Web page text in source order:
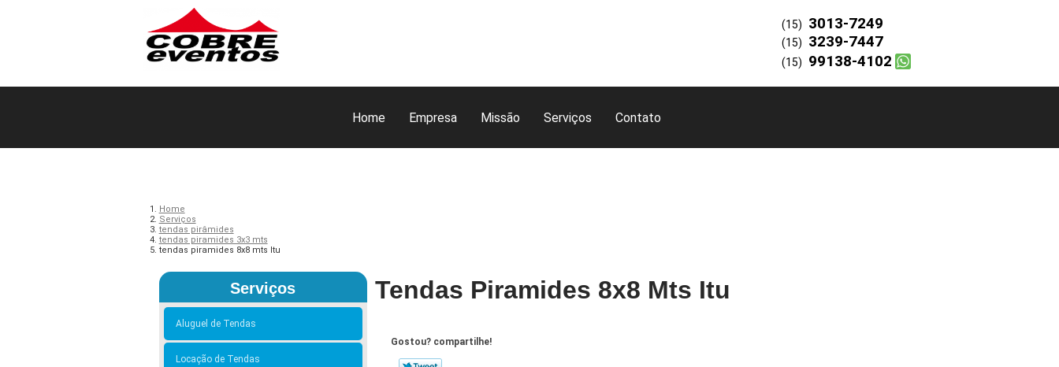
Home Empresa Missão Serviços Contato
(15) 3013-7249
(15) 3239-7447
(15) 99138-4102
Home
Serviços
tendas pirâmides
tendas piramides 3x3 mts
tendas piramides 8x8 mts Itu
Serviços
Aluguel de Tendas
Locação de Tendas
Tendas Piramides 8x8 Mts Itu
Gostou? compartilhe!